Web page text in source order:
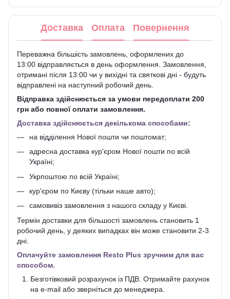
Доставка Оплата Повернення
Переважна більшість замовлень, оформлених до
13:00 відправляється в день оформлення. Замовлення,
отримані після 13:00 чи у вихідні та святкові дні - будуть
відправлені на наступний робочий день.
Відправка здійснюється за умови передоплати 200
грн або повної оплати замовлення.
Доставка здійснюється декількома способами:
на відділення Нової пошти чи поштомат;
адресна доставка кур'єром Нової пошти по всій
Україні;
Укрпоштою по всій Україні;
кур'єром по Києву (тільки наше авто);
самовивіз замовлення з нашого складу у Києві.
Термін доставки для більшості замовлень становить 1
робочий день, у деяких випадках він може становити 2-3
дні.
Оплачуйте замовлення Resto Plus зручним для вас
способом.
Безготівковий розрахунок із ПДВ. Отримайте рахунок
на e-mail або зверніться до менеджера.